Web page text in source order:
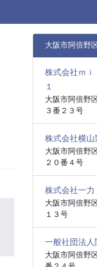
大阪市阿倍野
株式会社ｍｉ
１
大阪市阿倍野
３番２３号
株式会社横山
大阪市阿倍野
２０番４号
株式会社一力
大阪市阿倍野
１３号
一般社団法人
大阪市阿倍野